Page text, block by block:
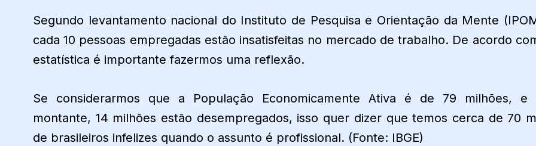
Segundo levantamento nacional do Instituto de Pesquisa e Orientação da Mente
cada 10 pessoas empregadas estão insatisfeitas no mercado de trabalho. De acordo
estatística é importante fazermos uma reflexão.
Se considerarmos que a População Economicamente Ativa é de 79 milhões, e
montante, 14 milhões estão desempregados, isso quer dizer que temos cerca de 70
de brasileiros infelizes quando o assunto é profissional. (Fonte: IBGE)